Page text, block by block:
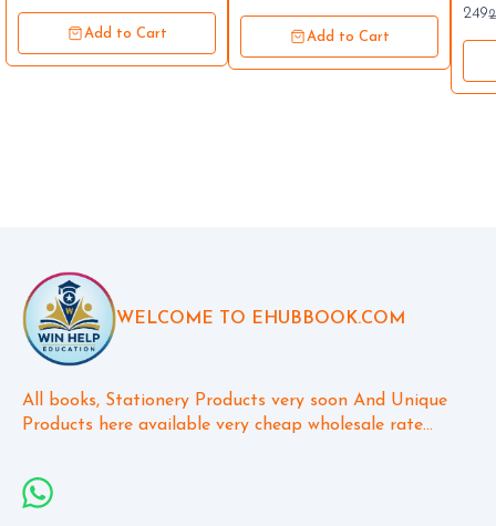
Add to Cart Add to Cart
249
WELCOME TO EHUBBOOK.COM
All books, Stationery Products very soon And Unique
Products here available very cheap wholesale rate...